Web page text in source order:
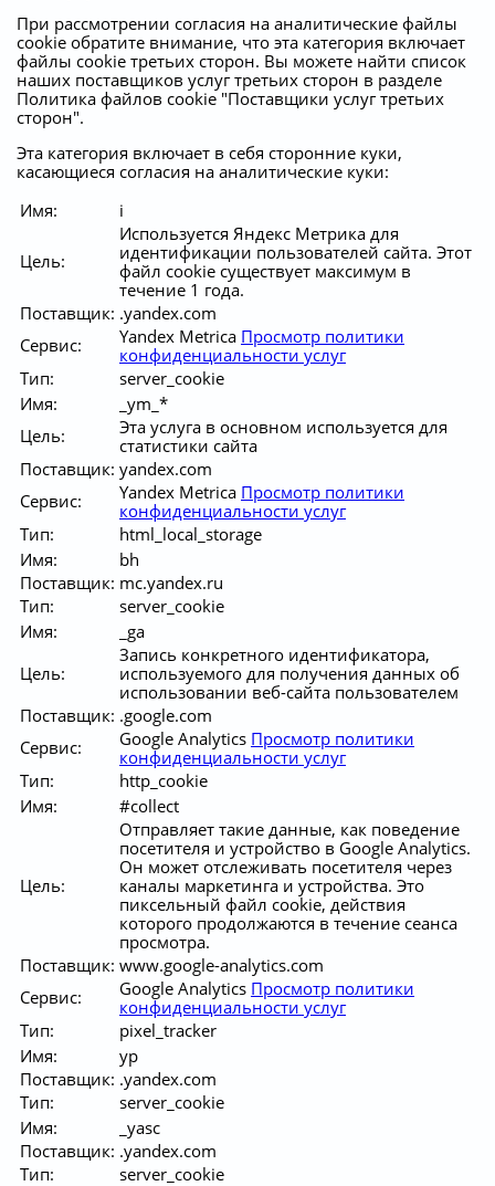
При рассмотрении согласия на аналитические файлы
cookie обратите внимание, что эта категория включает
файлы cookie третьих сторон. Вы можете найти список
наших поставщиков услуг третьих сторон в разделе
Политика файлов cookie "Поставщики услуг третьих
сторон".
Эта категория включает в себя сторонние куки,
касающиеся согласия на аналитические куки:
Имя:
i
Цель:
Используется Яндекс Метрика для
идентификации пользователей сайта. Этот
файл cookie существует максимум в
течение 1 года.
Поставщик: .yandex.com
Сервис:
Yandex Metrica Просмотр политики
конфиденциальности услуг
Тип:
server_cookie
Имя:
_ym_*
Цель:
Эта услуга в основном используется для
статистики сайта
Поставщик: yandex.com
Сервис:
Yandex Metrica Просмотр политики
конфиденциальности услуг
Тип:
html_local_storage
Имя:
bh
Поставщик: mc.yandex.ru
Тип:
server_cookie
Имя:
_ga
Цель:
Запись конкретного идентификатора,
используемого для получения данных об
использовании веб-сайта пользователем
Поставщик: .google.com
Сервис:
Google Analytics Просмотр политики
конфиденциальности услуг
Тип:
http_cookie
Имя:
#collect
Цель:
Отправляет такие данные, как поведение
посетителя и устройство в Google Analytics.
Он может отслеживать посетителя через
каналы маркетинга и устройства. Это
пиксельный файл cookie, действия
которого продолжаются в течение сеанса
просмотра.
Поставщик: www.google-analytics.com
Сервис:
Google Analytics Просмотр политики
конфиденциальности услуг
Тип:
pixel_tracker
Имя:
yp
Поставщик: .yandex.com
Тип:
server_cookie
Имя:
_yasc
Поставщик: .yandex.com
Тип:
server_cookie